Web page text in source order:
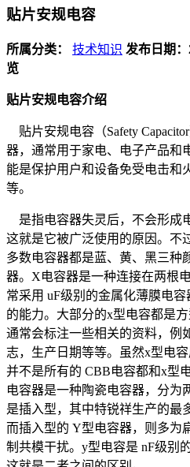
贴片安规电容
所属分类： 技术知识 发布日期：
览
贴片安规电容介绍
贴片安规电容（Safety
器，通常用于家电、电子产品和
能是保护用户和设备免受电击和
等。
是指电容器失灵后，不会形成
这就是它被广泛使用的原因。不
多数电容器都是蓝、黄、黑三种
器。X电容器是一种连接在两根
常采用 uF级别的金属化薄膜电
的能力。大部分的x型电容都是
通常会标注一些相关的资料，例
志，生产日期等等。虽然x型电
并不是所有的 CBB电容都和x型
电容器是一种陶瓷电容器，分为
是插入型，其中特锐祥生产的最
而插入型的 Y型电容器，则多为
制共模干扰。y型电容是 nF级别